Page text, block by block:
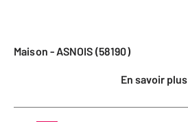
Maison - ASNOIS (58190)
En savoir plus